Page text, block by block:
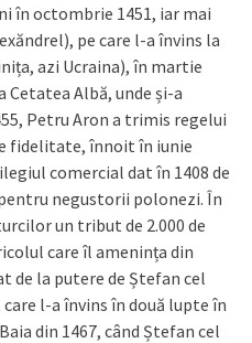
în octombrie 1451, iar mai
pe care l-a învins la
azi Ucraina), în martie
Cetatea Albă, unde și-a
Petru Aron a trimis regelui
fidelitate, înnoit în iunie
comercial dat în 1408 de
negustorii polonezi. În
un tribut de 2.000 de
care îl amenința din
de la putere de Ștefan cel
l-a învins în două lupte în
din 1467, când Ștefan cel